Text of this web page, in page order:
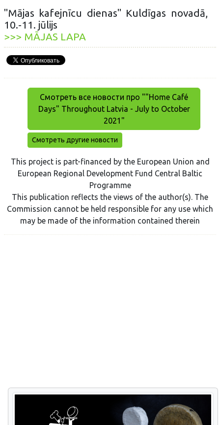
"Mājas kafejnīcu dienas" Kuldīgas novadā,
10.-11. jūlijs
>>> MĀJAS LAPA
Смотреть все новости про ""Home Café
Days" Throughout Latvia - July to October
2021"
Смотреть другие новости
This project is part-financed by the European Union and
European Regional Development Fund Central Baltic
Programme
This publication reflects the views of the author(s). The
Commission cannot be held responsible for any use which
may be made of the information contained therein